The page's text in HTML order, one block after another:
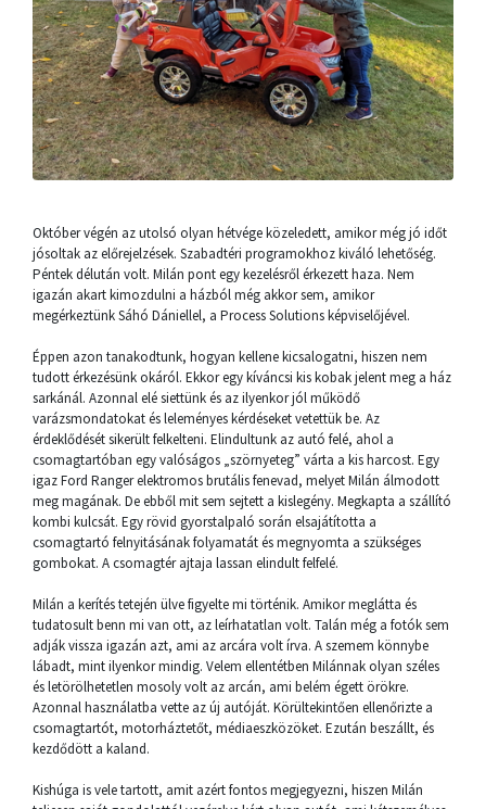
Október végén az utolsó olyan hétvége közeledett, amikor még jó időt
jósoltak az előrejelzések. Szabadtéri programokhoz kiváló lehetőség.
Péntek délután volt. Milán pont egy kezelésről érkezett haza. Nem
igazán akart kimozdulni a házból még akkor sem, amikor
megérkeztünk Sáhó Dániellel, a Process Solutions képviselőjével.
Éppen azon tanakodtunk, hogyan kellene kicsalogatni, hiszen nem
tudott érkezésünk okáról. Ekkor egy kíváncsi kis kobak jelent meg a ház
sarkánál. Azonnal elé siettünk és az ilyenkor jól működő
varázsmondatokat és leleményes kérdéseket vetettük be. Az
érdeklődését sikerült felkelteni. Elindultunk az autó felé, ahol a
csomagtartóban egy valóságos „szörnyeteg” várta a kis harcost. Egy
igaz Ford Ranger elektromos brutális fenevad, melyet Milán álmodott
meg magának. De ebből mit sem sejtett a kislegény. Megkapta a szállító
kombi kulcsát. Egy rövid gyorstalpaló során elsajátította a
csomagtartó felnyitásának folyamatát és megnyomta a szükséges
gombokat. A csomagtér ajtaja lassan elindult felfelé.
Milán a kerítés tetején ülve figyelte mi történik. Amikor meglátta és
tudatosult benn mi van ott, az leírhatatlan volt. Talán még a fotók sem
adják vissza igazán azt, ami az arcára volt írva. A szemem könnybe
lábadt, mint ilyenkor mindig. Velem ellentétben Milánnak olyan széles
és letörölhetetlen mosoly volt az arcán, ami belém égett örökre.
Azonnal használatba vette az új autóját. Körültekintően ellenőrizte a
csomagtartót, motorháztetőt, médiaeszközöket. Ezután beszállt, és
kezdődött a kaland.
Kishúga is vele tartott, amit azért fontos megjegyezni, hiszen Milán